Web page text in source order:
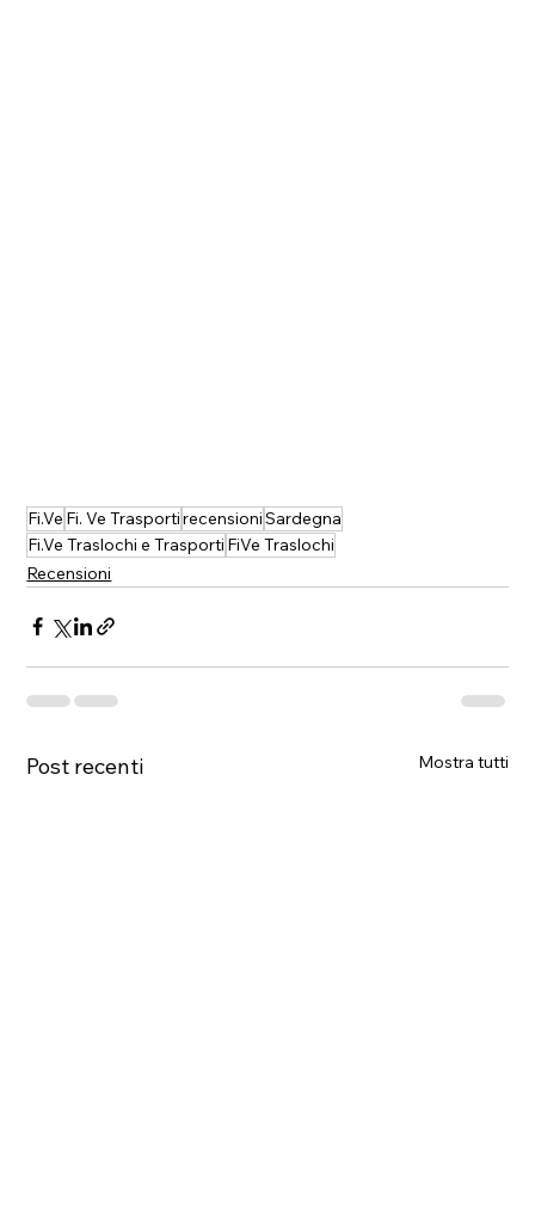
Fi.Ve Fi. Ve TrasportirecensioniSardegna
Fi.Ve Traslochi e Trasporti FiVe Traslochi
Recensioni
Post recenti Mostra tutti